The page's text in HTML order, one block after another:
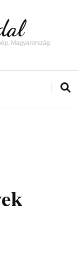
Magyarország